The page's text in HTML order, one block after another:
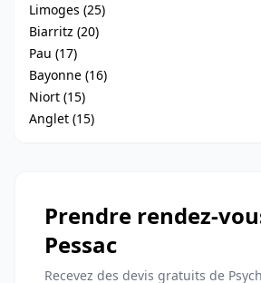
Limoges (25)
Biarritz (20)
Pau (17)
Bayonne (16)
Niort (15)
Anglet (15)
Prendre rendez-
Pessac
Recevez des devis gratuits de